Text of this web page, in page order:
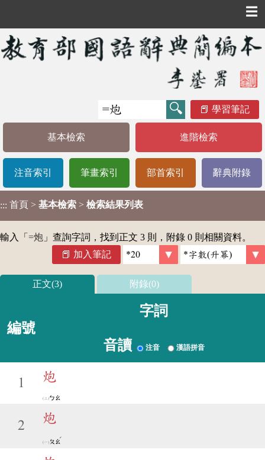
☰
學習筆記
基本檢索 進階檢索
注音索引 筆畫索引 部首索引 辭典附錄
::: 首頁 > 基本檢索 > 檢索結果列表
輸入「 =炮 」查詢字詞，找到正文 3 則，附錄 0 則相關資料。
加入筆記
正文(3) 附錄(0)
編號
字詞
音讀 注音 漢語拼音
1 炮
ㄅㄠ
2
炮
ㄆㄠ
ˊ